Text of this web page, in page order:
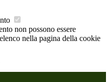
non possono essere
nella pagina della cookie